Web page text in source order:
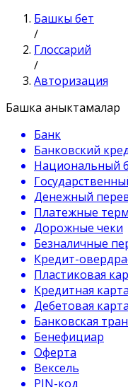
Башкы бет
/
Глоссарий
/
Авторизация
Башка аныктамалар
Банк
Банковский
Национальный
Денежный
Платежные
Дорожные чеки
Безналичные
Кредит-
Пластиковая
Кредитная карта
Дебетовая карта
Банковская
Бенефициар
Оферта
Вексель
PIN-код